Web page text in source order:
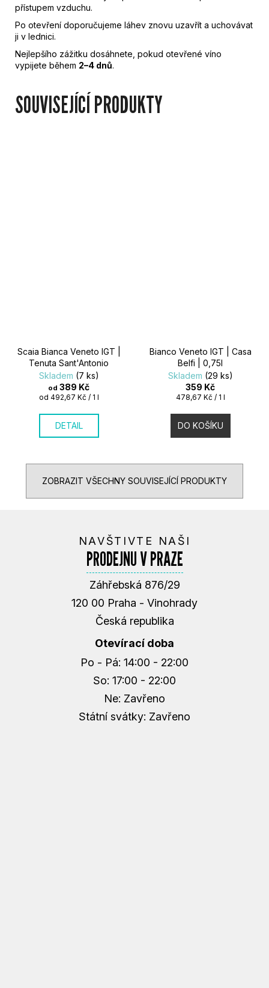
přístupem vzduchu.
Po otevření doporučujeme láhev znovu uzavřít a uchovávat
ji v lednici.
Nejlepšího zážitku dosáhnete, pokud otevřené víno
vypijete během 2–4 dnů.
SOUVISEJÍCÍ PRODUKTY
Scaia Bianca Veneto IGT |
Tenuta Sant'Antonio
Skladem (7 ks)
od 389 Kč
Měrná
od 492,67 Kč / 1 l
DETAIL
Bianco Veneto IGT | Casa
Belfi | 0,75l
Skladem (29 ks)
359 Kč
Měrná
478,67 Kč / 1 l
DO KOŠÍKU
ZOBRAZIT VŠECHNY SOUVISEJÍCÍ PRODUKTY
NAVŠTIVTE NAŠI
PRODEJNU V PRAZE
Záhřebská 876/29
120 00 Praha - Vinohrady
Česká republika
Otevírací doba
Po - Pá: 14:00 - 22:00
So: 17:00 - 22:00
Ne: Zavřeno
Státní svátky: Zavřeno